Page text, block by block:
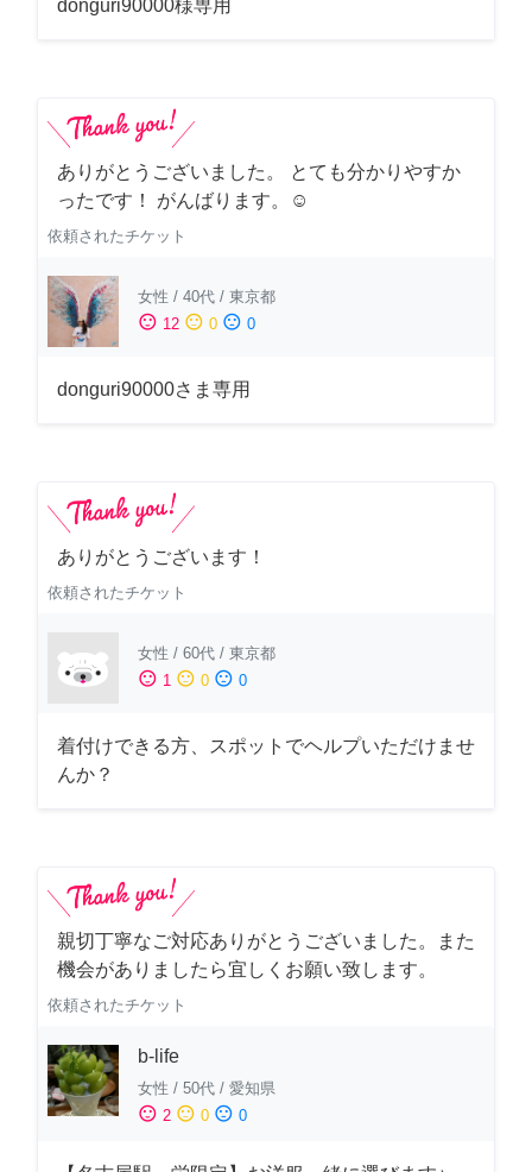
donguri90000様専用
ありがとうございました。 とても分かりやすか
ったです！ がんばります。☺️
依頼されたチケット
女性 / 40代 / 東京都
sentiment_satisfied 12 sentiment_neutral 0 sentiment_dissatisfied 0
donguri90000さま専用
ありがとうございます！
依頼されたチケット
女性 / 60代 / 東京都
sentiment_satisfied 1 sentiment_neutral 0 sentiment_dissatisfied 0
着付けできる方、スポットでヘルプいただけませ
んか？
親切丁寧なご対応ありがとうございました。また
機会がありましたら宜しくお願い致します。
依頼されたチケット
b-life
女性 / 50代 / 愛知県
sentiment_satisfied 2 sentiment_neutral 0 sentiment_dissatisfied 0